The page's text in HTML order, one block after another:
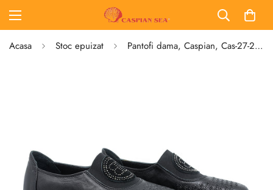
Acasa Stoc epuizat Pantofi dama, Caspian, Cas-27-26, casual, piele naturala, negru